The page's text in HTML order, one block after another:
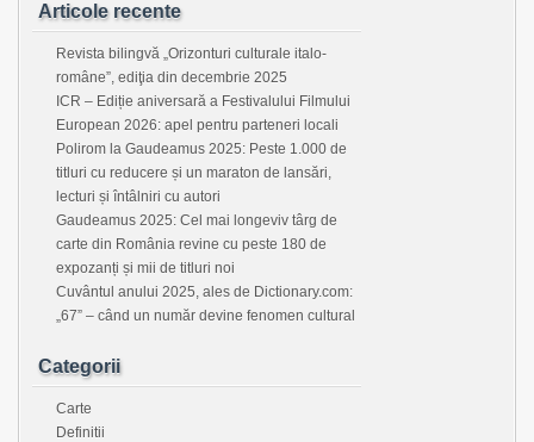
Articole recente
Revista bilingvă „Orizonturi culturale italo-
române”, ediţia din decembrie 2025
ICR – Ediție aniversară a Festivalului Filmului
European 2026: apel pentru parteneri locali
Polirom la Gaudeamus 2025: Peste 1.000 de
titluri cu reducere și un maraton de lansări,
lecturi și întâlniri cu autori
Gaudeamus 2025: Cel mai longeviv târg de
carte din România revine cu peste 180 de
expozanți și mii de titluri noi
Cuvântul anului 2025, ales de Dictionary.com:
„67” – când un număr devine fenomen cultural
Categorii
Carte
Definitii